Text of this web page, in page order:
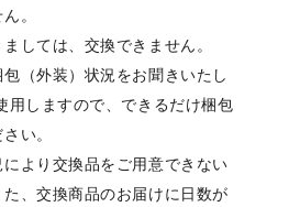
。
しては、交換できません。
（外装）状況をお聞きいたし
用しますので、できるだけ梱包
い。
より交換品をご用意できない
、交換商品のお届けに日数が